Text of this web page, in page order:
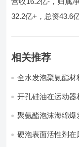
32.2亿+，总资43.6
相关推荐
全水发泡聚氨酯
开孔硅油在运动
聚氨酯泡沫海绵
硬泡表面活性剂